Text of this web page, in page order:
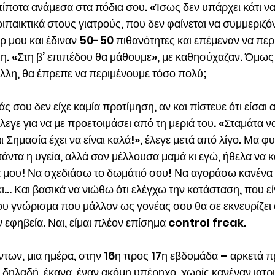
ανάμεσα στα πόδια σου. «Ίσως δεν υπάρχει κάτι
στους γιατρούς, που δεν φαίνεται να
μου και έδιναν 50-50 πιθανότητες και επέμεναν να
«Στη β’ επιπέδου θα μάθουμε», με καθησύχαζαν.
θα έπρεπε να περιμένουμε τόσο πολύ;
δεν είχε καμία προτίμηση, αν και πίστευε ότι είσαι
για να με προετοιμάσει από τη μεριά του. «Σταμάτα
Σημασία έχει να είναι καλά!», έλεγε μετά από λίγο. Μα
η υγεία, αλλά σαν μέλλουσα μαμά κι εγώ, ήθελα να
μου! Να σχεδιάσω το δωμάτιό σου! Να αγοράσω κανένα
Και βασικά να νιώθω ότι ελέγχω την κατάσταση, που
γνώρισμα που μάλλον ως γονέας σου θα σε
εφηβεία. Ναι, είμαι πλέον επίσημα control freak.
μια ημέρα, στην 16η προς 17η εβδομάδα – αρκετά